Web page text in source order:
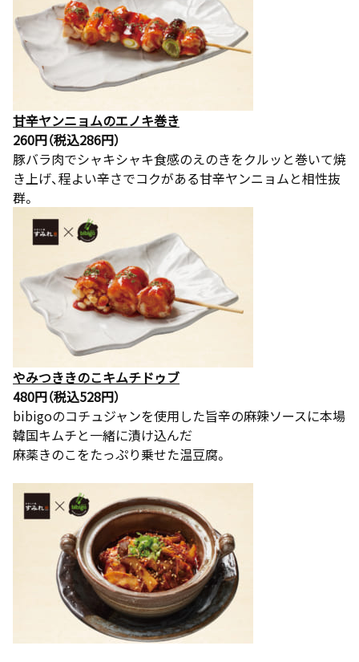
甘辛ヤンニョムのエノキ巻き
260円（税込286円）
豚バラ肉でシャキシャキ食感のえのきをクルッと巻いて焼
き上げ、程よい辛さでコクがある甘辛ヤンニョムと相性抜
群。
やみつききのこキムチドゥブ
480円（税込528円）
bibigoのコチュジャンを使用した旨辛の麻辣ソースに本場
韓国キムチと一緒に漬け込んだ
麻薬きのこをたっぷり乗せた温豆腐。